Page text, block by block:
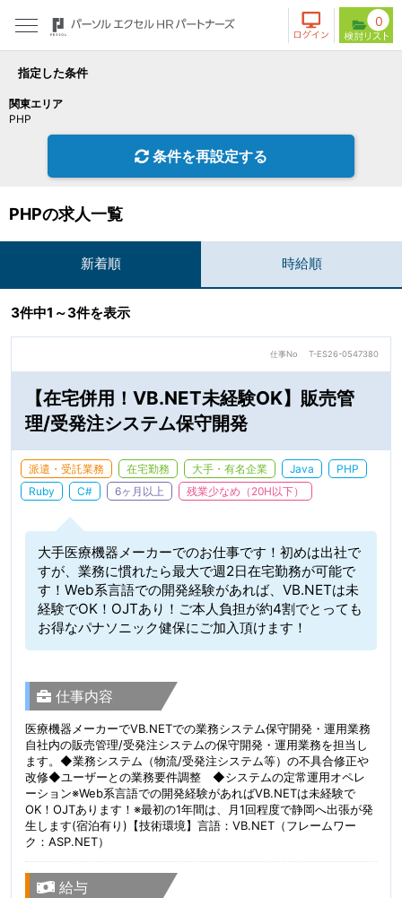
0
指定した条件
関東エリア
PHP
条件を再設定する
PHPの求人一覧
新着順 時給順
3件中1～3件を表示
仕事No T-ES26-0547380
【在宅併用！VB.NET未経験OK】販売管
理/受発注システム保守開発
派遣・受託業務 在宅勤務 大手・有名企業 Java
PHP
Ruby
C# 6ヶ月以上 残業少なめ（20H以下）
大手医療機器メーカーでのお仕事です！初めは出社で
すが、業務に慣れたら最大で週2日在宅勤務が可能で
す！Web系言語での開発経験があれば、VB.NETは未
経験でOK！OJTあり！ご本人負担が約4割でとっても
お得なパナソニック健保にご加入頂けます！
仕事内容
医療機器メーカーでVB.NETでの業務システム保守開発・運用業務
自社内の販売管理/受発注システムの保守開発・運用業務を担当し
ます。◆業務システム（物流/受発注システム等）の不具合修正や
改修◆ユーザーとの業務要件調整 ◆システムの定常運用オペレ
ーション※Web系言語での開発経験があればVB.NETは未経験で
OK！OJTあります！※最初の1年間は、月1回程度で静岡へ出張が発
生します(宿泊有り)【技術環境】言語：VB.NET（フレームワー
ク：ASP.NET）
給与